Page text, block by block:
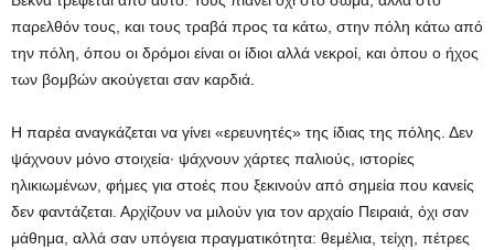
παρελθόν τους, και τους τραβά προς τα κάτω, στην πόλη κάτω από
την πόλη, όπου οι δρόμοι είναι οι ίδιοι αλλά νεκροί, και όπου ο ήχος
των βομβών ακούγεται σαν καρδιά.
Η παρέα αναγκάζεται να γίνει «ερευνητές» της ίδιας της πόλης. Δεν
ψάχνουν μόνο στοιχεία· ψάχνουν χάρτες παλιούς, ιστορίες
ηλικιωμένων, φήμες για στοές που ξεκινούν από σημεία που κανείς
δεν φαντάζεται. Αρχίζουν να μιλούν για τον αρχαίο Πειραιά, όχι σαν
μάθημα, αλλά σαν υπόγεια πραγματικότητα: θεμέλια, τείχη, πέτρες